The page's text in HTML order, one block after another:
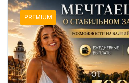
PREMIUM